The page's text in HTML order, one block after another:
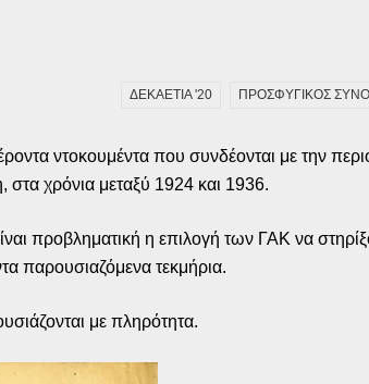
ΔΕΚΑΕΤΙΑ '20 ΠΡΟΣΦΥΓΙΚΟΣ
ντοκουμέντα που συνδέονται με την
χρόνια μεταξύ 1924 και 1936.
προβληματική η επιλογή των ΓΑΚ να
παρουσιαζόμενα τεκμήρια.
με πληρότητα.